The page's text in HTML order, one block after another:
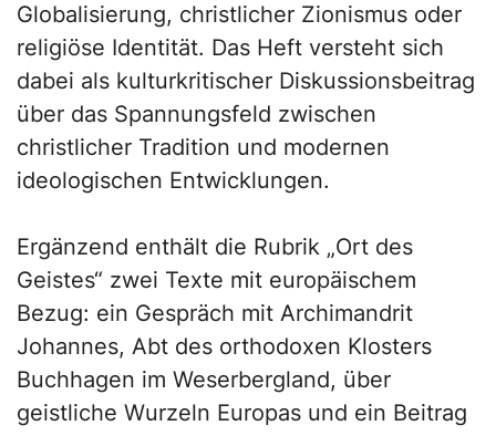
Globalisierung, christlicher Zionismus oder
religiöse Identität. Das Heft versteht sich
dabei als kulturkritischer Diskussionsbeitrag
über das Spannungsfeld zwischen
christlicher Tradition und modernen
ideologischen Entwicklungen.
Ergänzend enthält die Rubrik „Ort des
Geistes“ zwei Texte mit europäischem
Bezug: ein Gespräch mit Archimandrit
Johannes, Abt des orthodoxen Klosters
Buchhagen im Weserbergland, über
geistliche Wurzeln Europas und ein Beitrag